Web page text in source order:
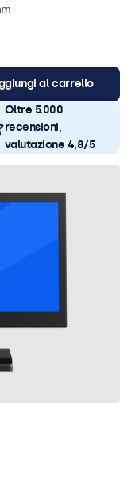
al carrello
Oltre 5.000
recensioni,
valutazione 4,8/5